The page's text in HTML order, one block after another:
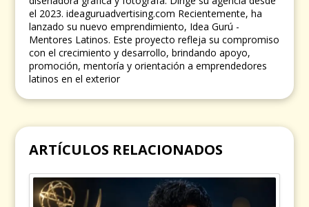
el 2023. ideaguruadvertising.com Recientemente, ha
lanzado su nuevo emprendimiento, Idea Gurú -
Mentores Latinos. Este proyecto refleja su compromiso
con el crecimiento y desarrollo, brindando apoyo,
promoción, mentoría y orientación a emprendedores
latinos en el exterior
ARTÍCULOS RELACIONADOS